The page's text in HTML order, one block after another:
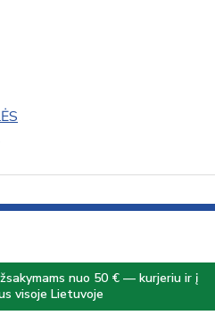
nuo 50 € — kurjeriu ir į
visoje Lietuvoje